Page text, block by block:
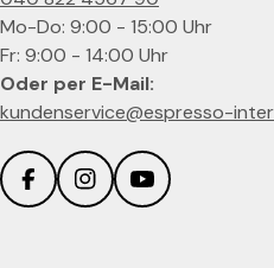
Mo-Do: 9:00 - 15:00 Uhr
Fr: 9:00 - 14:00 Uhr
Oder per E-Mail:
kundenservice@espresso-
FacebookInstagramYouTube